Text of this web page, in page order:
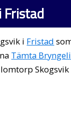
Fristad
i Fristad
Tämta
Skogsvik